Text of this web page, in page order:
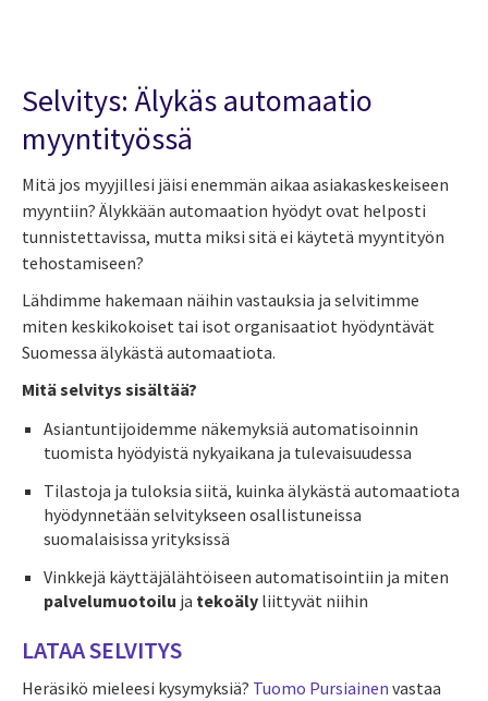
Selvitys: Älykäs automaatio
myyntityössä
Mitä jos myyjillesi jäisi enemmän aikaa asiakaskeskeiseen
myyntiin? Älykkään automaation hyödyt ovat helposti
tunnistettavissa, mutta miksi sitä ei käytetä myyntityön
tehostamiseen?
Lähdimme hakemaan näihin vastauksia ja selvitimme
miten keskikokoiset tai isot organisaatiot hyödyntävät
Suomessa älykästä automaatiota.
Mitä selvitys sisältää?
Asiantuntijoidemme näkemyksiä automatisoinnin
tuomista hyödyistä nykyaikana ja tulevaisuudessa
Tilastoja ja tuloksia siitä, kuinka älykästä automaatiota
hyödynnetään selvitykseen osallistuneissa
suomalaisissa yrityksissä
Vinkkejä käyttäjälähtöiseen automatisointiin ja miten
palvelumuotoilu ja tekoäly liittyvät niihin
LATAA SELVITYS
Heräsikö mieleesi kysymyksiä? Tuomo Pursiainen vastaa